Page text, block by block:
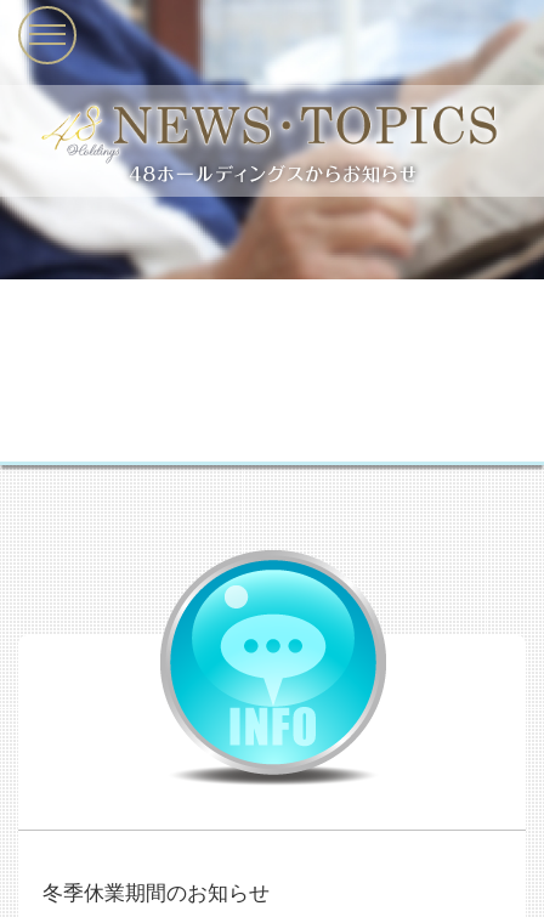
冬季休業期間のお知らせ